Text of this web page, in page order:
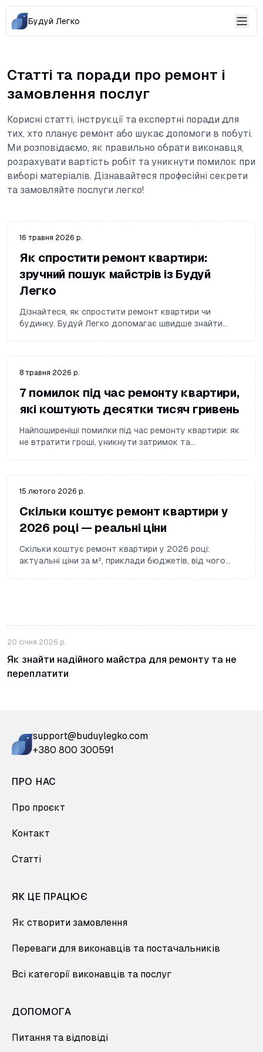
Будуй Легко
Статті та поради про ремонт і
замовлення послуг
Корисні статті, інструкції та експертні поради для
тих, хто планує ремонт або шукає допомоги в побуті.
Ми розповідаємо, як правильно обрати виконавця,
розрахувати вартість робіт та уникнути помилок при
виборі матеріалів. Дізнавайтеся професійні секрети
та замовляйте послуги легко!
Як спростити ремонт квартири:
зручний пошук майстрів із Будуй
Легко
Дізнайтеся, як спростити ремонт квартири чи
будинку. Будуй Легко допомагає швидше знайти
16 травня 2026 р.
7 помилок під час ремонту квартири,
які коштують десятки тисяч гривень
Найпоширеніші помилки під час ремонту квартири: як
не втратити гроші, уникнути затримок та
8 травня 2026 р.
Скільки коштує ремонт квартири у
2026 році — реальні ціни
Скільки коштує ремонт квартири у 2026 році:
актуальні ціни за м², приклади бюджетів, від чого
15 лютого 2026 р.
Як знайти надійного майстра для ремонту та не
переплатити
20 січня 2026 р.
support@buduylegko.com
+380 800 300591
ПРО НАС
Про проєкт
Контакт
Статті
ЯК ЦЕ ПРАЦЮЄ
Як створити замовлення
Переваги для виконавців та постачальників
Всі категорії виконавців та послуг
ДОПОМОГА
Питання та відповіді